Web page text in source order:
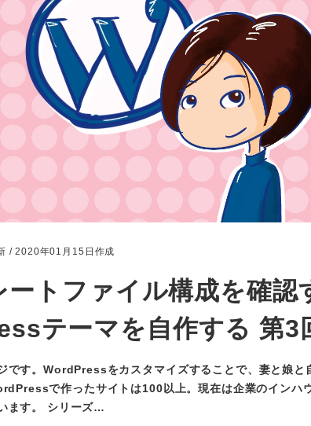
/ 2020年01月15日作成
ートファイル構成を確認
テーマを自作する 第3
です。WordPressをカスタマイズすることで、妻と娘と
で作ったサイトは100以上。現在は企業のインハ
ます。 シリーズ…